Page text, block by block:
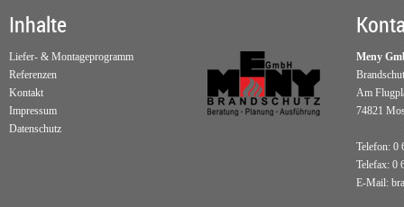
Inhalte
Liefer- & Montageprogramm
Referenzen
Kontakt
Impressum
Datenschutz
Meny
Am
74821
Telefon: 0
Telefax: 0
E-Mail: